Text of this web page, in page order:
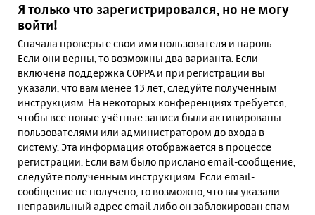
Я только что зарегистрировался, но не могу
войти!
Сначала проверьте свои имя пользователя и пароль.
Если они верны, то возможны два варианта. Если
включена поддержка COPPA и при регистрации вы
указали, что вам менее 13 лет, следуйте полученным
инструкциям. На некоторых конференциях требуется,
чтобы все новые учётные записи были активированы
пользователями или администратором до входа в
систему. Эта информация отображается в процессе
регистрации. Если вам было прислано email-сообщение,
следуйте полученным инструкциям. Если email-
сообщение не получено, то возможно, что вы указали
неправильный адрес email либо он заблокирован спам-